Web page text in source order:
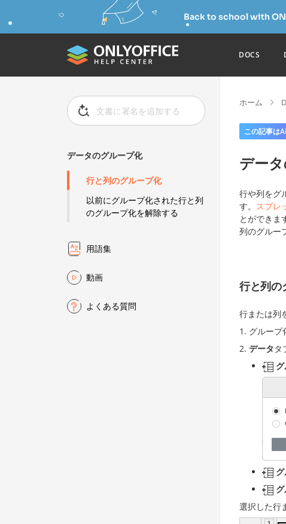
Back to school with
DOCS
データのグループ化
行と列のグループ化
以前にグループ化された行と列
のグループ化を解除する
用語集
動画
よくある質問
ホーム
この記事は
デー
行や列をグ
す。 スプレ
とができま
列のグルー
行と列の
行または列
グループ
データ タ
選択した行